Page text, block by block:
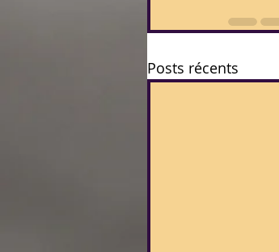
Posts récents